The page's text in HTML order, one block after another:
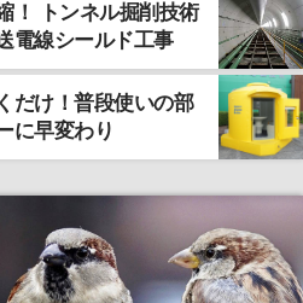
！ トンネル掘削技術
電線シールド工事
だけ！普段使いの部
に早変わり